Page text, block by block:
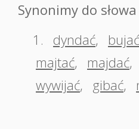
Synonimy do
1.
dyndać, bujać
majtać, majdać,
wywijać, gibać,